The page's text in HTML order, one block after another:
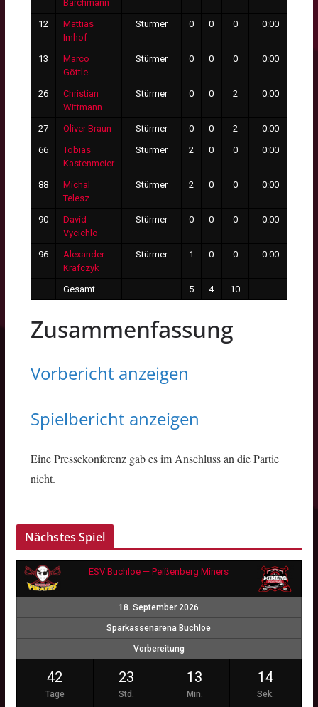
Barchmann
12
Mattias
Imhof
Stürmer 0 0 0 0:00
13
Marco
Göttle
Stürmer 0 0 0 0:00
26
Christian
Wittmann
Stürmer 0 0 2 0:00
27 Oliver Braun Stürmer 0 0 2 0:00
66
Tobias
Kastenmeier
Stürmer 2 0 0 0:00
88
Michal
Telesz
Stürmer 2 0 0 0:00
90
David
Vycichlo
Stürmer 0 0 0 0:00
96
Alexander
Krafczyk
Stürmer 1 0 0 0:00
Gesamt 5 4 10
Zusammenfassung
Vorbericht anzeigen
Spielbericht anzeigen
Eine Pressekonferenz gab es im Anschluss an die Partie
nicht.
Nächstes Spiel
ESV Buchloe — Peißenberg Miners
18. September 2026
Sparkassenarena Buchloe
Vorbereitung
42
Tage
23
Std.
13
Min.
13
Sek.